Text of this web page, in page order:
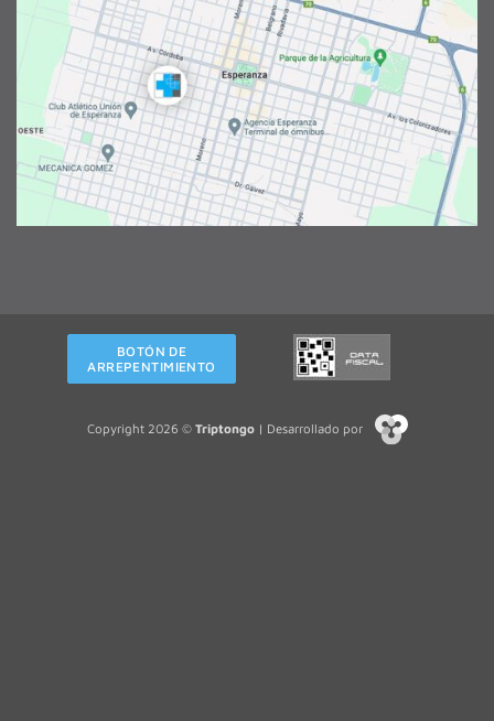
BOTÓN DE
ARREPENTIMIENTO
Copyright 2026 © Triptongo| Desarrollado por